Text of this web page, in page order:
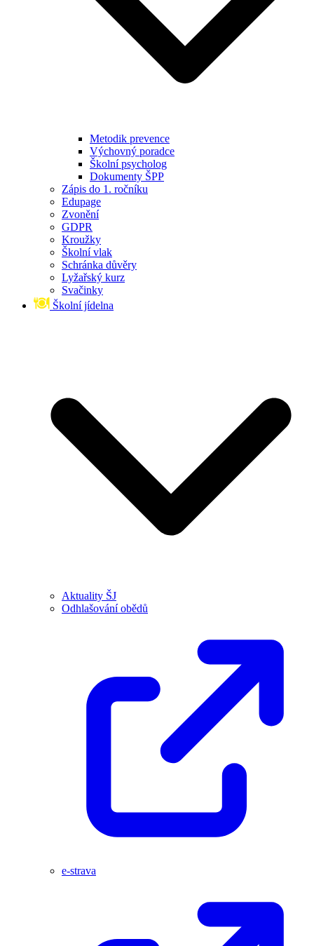
Metodik prevence
Výchovný poradce
Školní psycholog
Dokumenty ŠPP
Zápis do 1. ročníku
Edupage
Zvonění
GDPR
Kroužky
Školní vlak
Schránka důvěry
Lyžařský kurz
Svačinky
Školní jídelna
Aktuality ŠJ
Odhlašování obědů
e-strava